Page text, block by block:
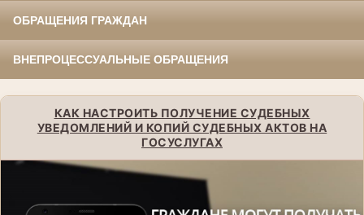
ОБРАЩЕНИЯ ГРАЖДАН
ВНЕПРОЦЕССУАЛЬНЫЕ ОБРАЩЕНИЯ
КАК НАСТРОИТЬ ПОЛУЧЕНИЕ СУДЕБНЫХ
УВЕДОМЛЕНИЙ И КОПИЙ СУДЕБНЫХ АКТОВ НА
ГОСУСЛУГАХ